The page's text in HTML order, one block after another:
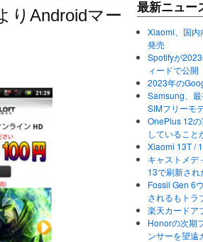
りAndroidマー
最新ニュー
Xiaomi、国内
発売
Spotifyが
ィードで公開
2023年の
Samsung、
SIMフリーモ
OnePlus 12
していること
Xiaomi 13T /
キャストメデ
13で刷新さ
Fossil Gen 6
されるもトラ
楽天カードア
Honorの次期
ンサーを望遠